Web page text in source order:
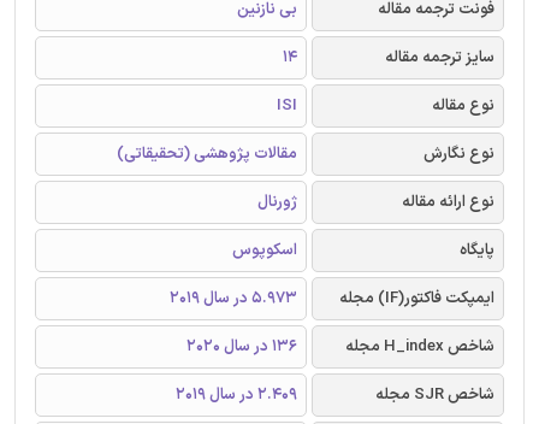
فونت ترجمه مقاله
بی نازنین
سایز ترجمه مقاله
14
نوع مقاله
ISI
نوع نگارش
مقالات پژوهشی (تحقیقاتی)
نوع ارائه مقاله
ژورنال
پایگاه
اسکوپوس
ایمپکت فاکتور(IF) مجله
5.973 در سال 2019
شاخص H_index مجله
136 در سال 2020
شاخص SJR مجله
2.409 در سال 2019